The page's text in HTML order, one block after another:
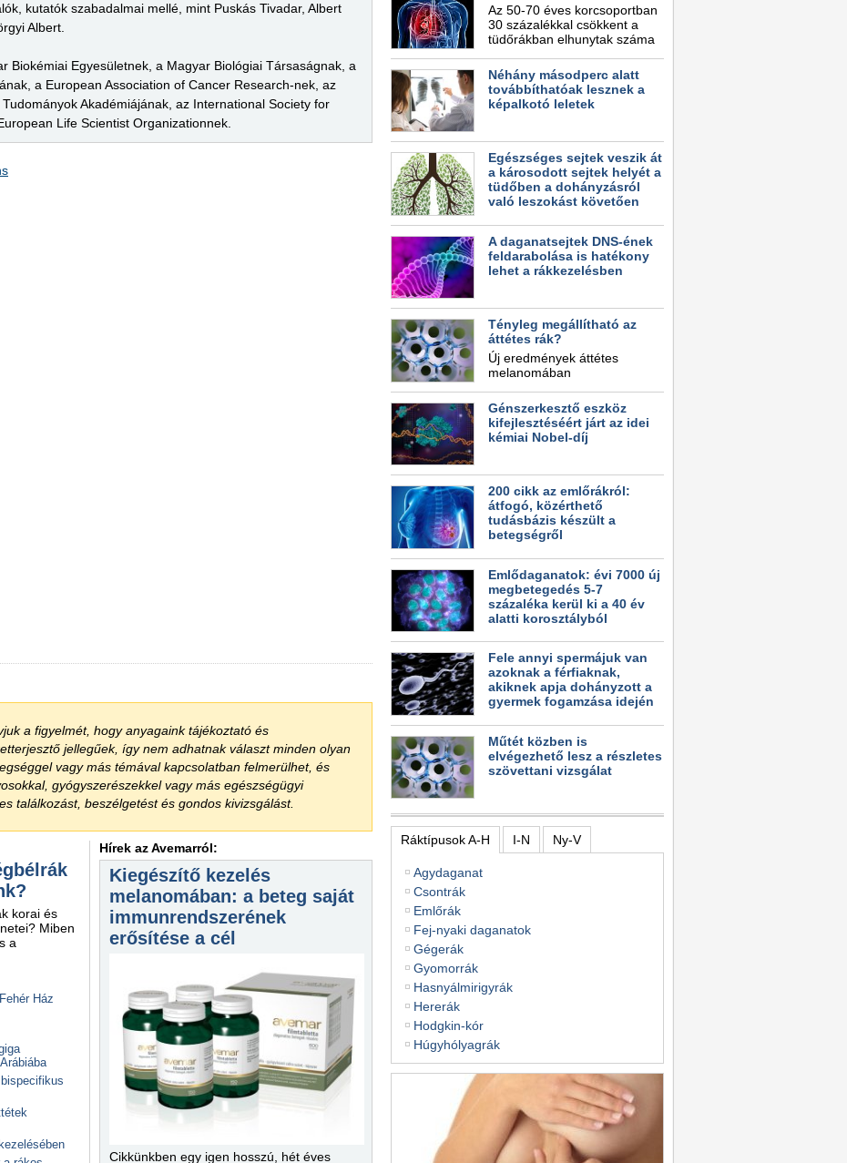
kutatók szabadalmai mellé, mint Puskás Tivadar, Albert
Albert.
Biokémiai Egyesületnek, a Magyar Biológiai Társaságnak, a
a European Association of Cancer Research-nek, az
Akadémiájának, az International Society for
Life Scientist Organizationnek.
a figyelmét, hogy anyagaink tájékoztató és
jellegűek, így nem adhatnak választ minden olyan
vagy más témával kapcsolatban felmerülhet, és
gyógyszerészekkel vagy más egészségügyi
találkozást, beszélgetést és gondos kivizsgálást.
korai és
Miben
a
Ház
Hírek az Avemarról:
Kiegészítő kezelés
melanomában: a beteg saját
immunrendszerének
erősítése a cél
Cikkünkben egy igen hosszú, hét éves
Az 50-70 éves korcsoportban
30 százalékkal csökkent a
tüdőrákban elhunytak száma
Néhány másodperc alatt
továbbíthatóak lesznek a
képalkotó leletek
Egészséges sejtek veszik át
a károsodott sejtek helyét a
tüdőben a dohányzásról
való leszokást követően
A daganatsejtek DNS-ének
feldarabolása is hatékony
lehet a rákkezelésben
Tényleg megállítható az
áttétes rák?
Új eredmények áttétes
melanomában
Génszerkesztő eszköz
kifejlesztéséért járt az idei
kémiai Nobel-díj
200 cikk az emlőrákról:
átfogó, közérthető
tudásbázis készült a
betegségről
Emlődaganatok: évi 7000 új
megbetegedés 5-7
százaléka kerül ki a 40 év
alatti korosztályból
Fele annyi spermájuk van
azoknak a férfiaknak,
akiknek apja dohányzott a
gyermek fogamzása idején
Műtét közben is
elvégezhető lesz a részletes
szövettani vizsgálat
Ráktípusok A-H I-N Ny-V
Agydaganat
Csontrák
Emlőrák
Fej-nyaki daganatok
Gégerák
Gyomorrák
Hasnyálmirigyrák
Hererák
Hodgkin-kór
Húgyhólyagrák